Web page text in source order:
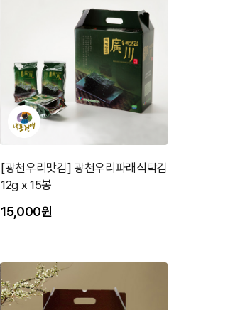
[광천우리맛김] 광천우리파래식탁김
12g x 15봉
15,000원